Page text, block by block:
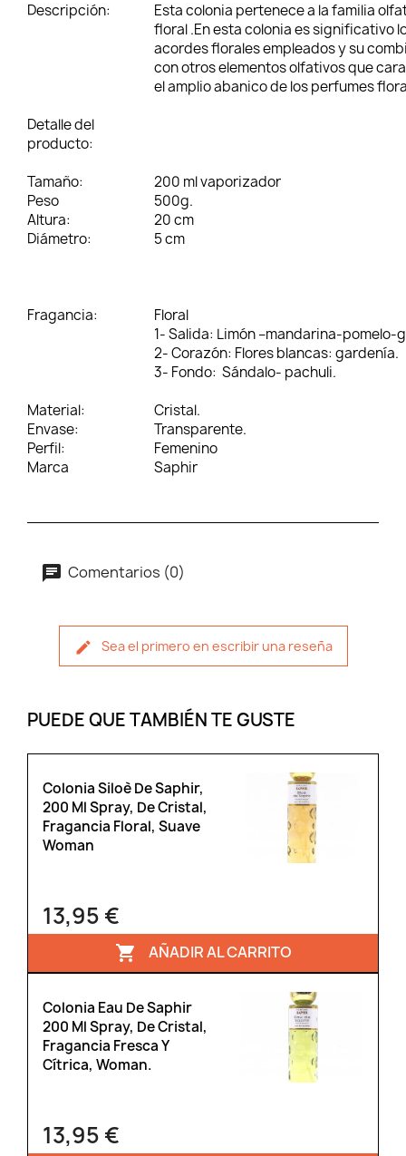
Descripción:
Esta colonia pertenece a la familia
floral .En esta colonia es significativo
acordes florales empleados y su
con otros elementos olfativos que
el amplio abanico de los perfumes
Detalle del
producto:
Tamaño:
200 ml vaporizador
Peso
500g.
Altura:
20 cm
Diámetro:
5 cm
Fragancia:
Floral
1- Salida: Limón –mandarina-pomelo-
2- Corazón: Flores blancas: gardenía.
3- Fondo: Sándalo- pachuli.
Material:
Cristal.
Envase:
Transparente.
Perfil:
Femenino
Marca
Saphir
Comentarios (0)
Sea el primero en escribir una reseña
PUEDE QUE TAMBIÉN TE GUSTE
Colonia Siloè De Saphir,
200 Ml Spray, De Cristal,
Fragancia Floral, Suave
Woman
13,95 €
 AÑADIR AL CARRITO
Colonia Eau De Saphir
200 Ml Spray, De Cristal,
Fragancia Fresca Y
Cítrica, Woman.
13,95 €